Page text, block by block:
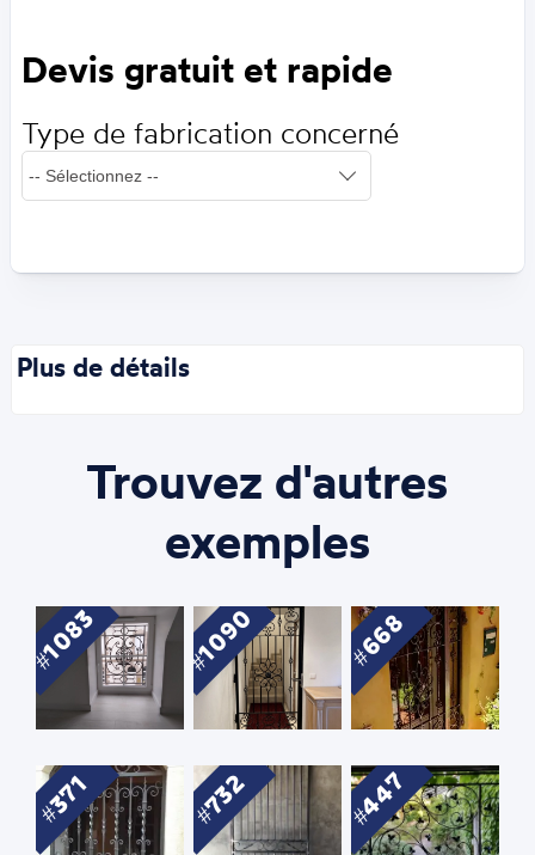
Devis gratuit et rapide
Type de fabrication concerné
Plus de détails
Trouvez d'autres
exemples
1083 1090 668
371 732 447